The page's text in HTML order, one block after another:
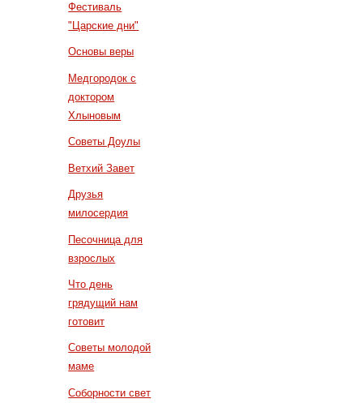
Фестиваль
"Царские дни"
Основы веры
Медгородок с
доктором
Хлыновым
Советы Доулы
Ветхий Завет
Друзья
милосердия
Песочница для
взрослых
Что день
грядущий нам
готовит
Советы молодой
маме
Соборности свет